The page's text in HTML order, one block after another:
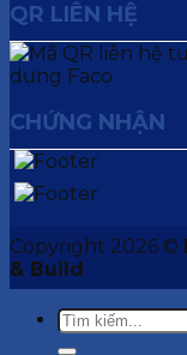
QR LIÊN HỆ
CHỨNG NHẬN
Copyright 2026 ©
& Build